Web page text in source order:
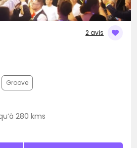
2 avis
Groove
280 kms